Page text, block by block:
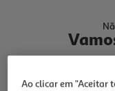
Ao clicar em "Aceitar